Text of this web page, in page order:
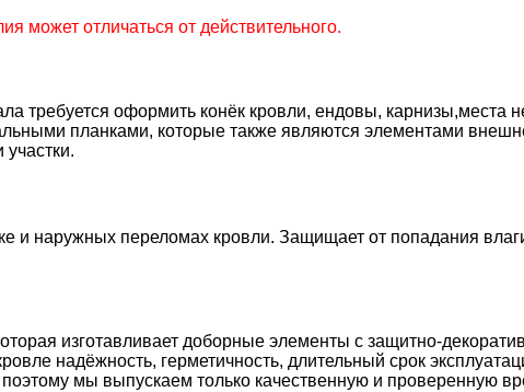
может отличаться от действительного.
оформить конёк кровли, ендовы, карнизы,места
планками, которые также являются элементами
и наружных переломах кровли. Защищает от попадания
изготавливает доборные элементы с защитно-
надёжность, герметичность, длительный срок
мы выпускаем только качественную и проверенную